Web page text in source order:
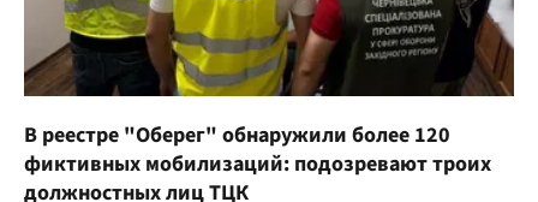
В реестре "Оберег" обнаружили более 120
фиктивных мобилизаций: подозревают троих
должностных лиц ТЦК